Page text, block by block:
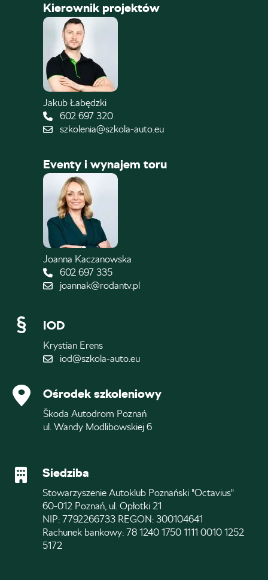
Kierownik projektów
Jakub Łabędzki
602 697 320
szkolenia@szkola-auto.eu
Eventy i wynajem toru
Joanna Kaczanowska
602 697 335
joannak@rodantv.pl
IOD
Krystian Erens
iod@szkola-auto.eu
Ośrodek szkoleniowy
Škoda Autodrom Poznań
ul. Wandy Modlibowskiej 6
Siedziba
Stowarzyszenie Autoklub Poznański "Octavius"
60-012 Poznań, ul. Opłotki 21
NIP: 7792266733 REGON: 300104641
Rachunek bankowy: 78 1240 1750 1111 0010 1252
5172